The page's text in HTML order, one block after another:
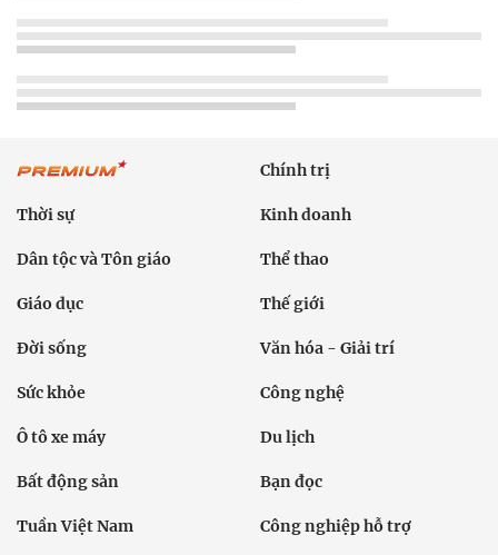
Chính trị
Thời sự Kinh doanh
Dân tộc và Tôn giáo Thể thao
Giáo dục Thế giới
Đời sống Văn hóa - Giải trí
Sức khỏe Công nghệ
Ô tô xe máy Du lịch
Bất động sản Bạn đọc
Tuần Việt Nam Công nghiệp hỗ trợ